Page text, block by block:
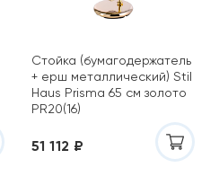
Стойка (бумагодержатель
+ ерш металлический) Stil
Haus Prisma 65 см золото
PR20(16)
51 112 ₽